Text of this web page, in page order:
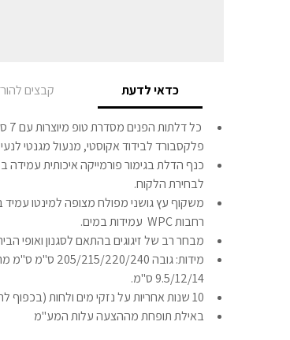
כדאי לדעת קבצים
פלקסבורד לבידוד אקוסטי, מנעול מגנטי
לבחירת הלקוח.
רחבות WPC עמידות במים.
מבחר רב של זיגוגים בהתאם לסגנון ואופי
9.5/12/14 ס"מ.
10 שנות אחריות על נזקי מים ולחות (בכפוף לתעודת אחריות)
באילת תופחת מההצעה עלות המע"מ